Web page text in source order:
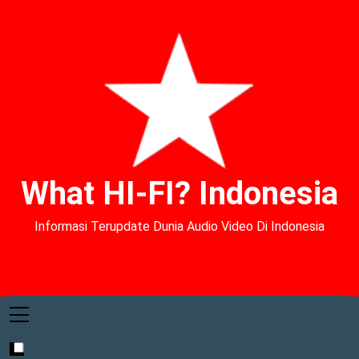
What HI-FI? Indonesia
Informasi Terupdate Dunia Audio Video Di Indonesia